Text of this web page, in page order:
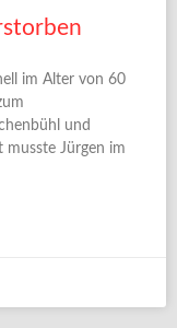
im Alter von 60
und
musste Jürgen im